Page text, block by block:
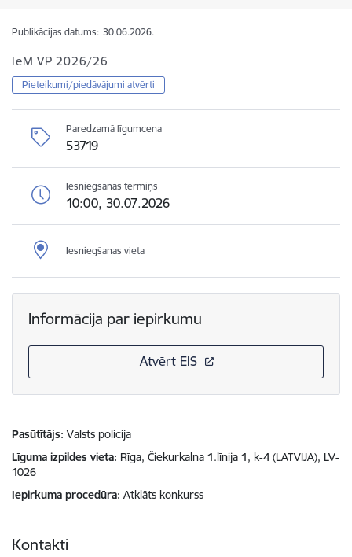
Publikācijas datums: 30.06.2026.
IeM VP 2026/26
Pieteikumi/piedāvājumi atvērti
Paredzamā līgumcena
53719
Iesniegšanas termiņš
10:00, 30.07.2026
Iesniegšanas vieta
Informācija par iepirkumu
Atvērt EIS
Pasūtītājs Valsts policija
Līguma izpildes vieta Rīga, Čiekurkalna 1.līnija 1, k-4 (LATVIJA), LV-
1026
Iepirkuma procedūra Atklāts konkurss
Kontakti